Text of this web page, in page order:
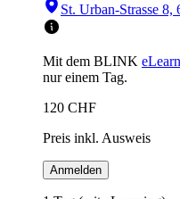
St. Urban-Strasse 8,
Mit dem BLINK
nur einem Tag.
120 CHF
Preis inkl. Ausweis
Anmelden